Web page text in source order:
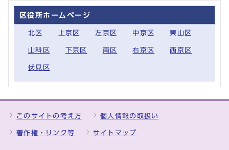
区役所ホームページ
北区 上京区 左京区 中京区 東山区
山科区 下京区 南区 右京区 西京区
伏見区
このサイトの考え方 個人情報の取扱い
著作権・リンク等 サイトマップ